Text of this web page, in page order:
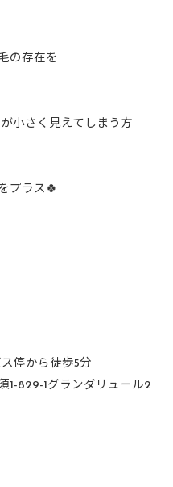
の存在を
小さく見えてしまう方
プラス🍀
停から徒歩5分
1-829-1グランダリュール2